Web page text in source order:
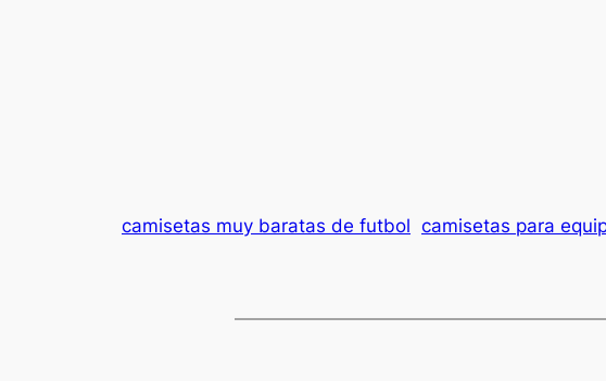
camisetas muy baratas de futbol camisetas para